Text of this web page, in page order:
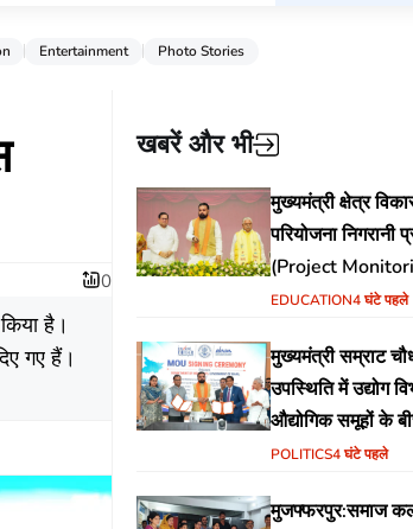
Entertainment Photo Stories
0
है।
गए हैं।
खबरें और भी
मुख्यमंत्री क्षेत्र
परियोजना निगरानी
(Project
वेब पोर्टल का शुभारंभ
EDUCATION4 घंटे पहले
मुख्यमंत्री सम्राट
उपस्थिति में उद्योग
औद्योगिक समूहों के
₹51,600 करोड़ के
POLITICS4 घंटे पहले
मुजफ्फरपुर:समाज